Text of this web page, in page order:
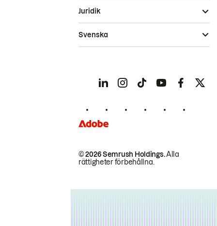
© 2026 Semrush Holdings.Alla
rättigheter förbehållna.
Juridik
Svenska